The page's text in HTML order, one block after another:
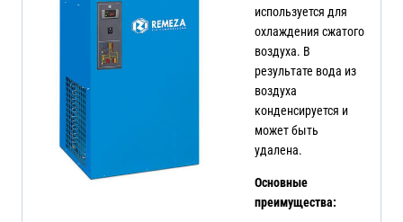
используется для
охлаждения сжатого
воздуха. В
результате вода из
воздуха
конденсируется и
может быть
удалена.
Основные
преимущества: